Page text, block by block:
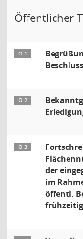
Öffentlicher
Ö 1
Ö 2
Ö 3
der
im
öffentl.